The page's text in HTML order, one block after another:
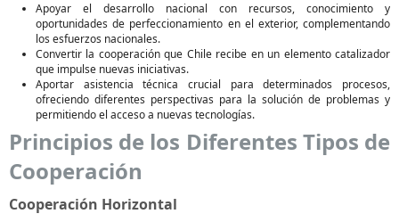
Apoyar el desarrollo nacional con recursos, conocimiento y
oportunidades de perfeccionamiento en el exterior, complementando
los esfuerzos nacionales.
Convertir la cooperación que Chile recibe en un elemento catalizador
que impulse nuevas iniciativas.
Aportar asistencia técnica crucial para determinados procesos,
ofreciendo diferentes perspectivas para la solución de problemas y
permitiendo el acceso a nuevas tecnologías.
Principios de los Diferentes Tipos de
Cooperación
Cooperación Horizontal